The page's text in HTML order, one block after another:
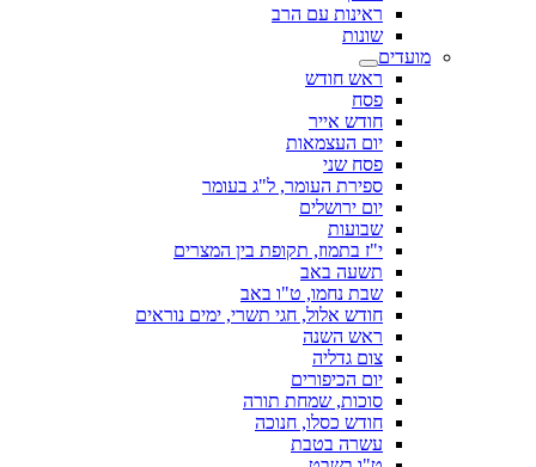
ראינות עם הרב
שונות
מועדים
ראש חודש
פסח
חודש אייר
יום העצמאות
פסח שני
ספירת העומר, ל"ג בעומר
יום ירושלים
שבועות
י"ז בתמוז, תקופת בין המצרים
תשעה באב
שבת נחמו, ט"ו באב
חודש אלול, חגי תשרי, ימים נוראים
ראש השנה
צום גדליה
יום הכיפורים
סוכות, שמחת תורה
חודש כסלו, חנוכה
עשרה בטבת